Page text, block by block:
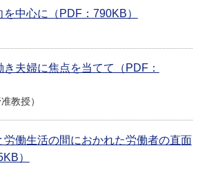
中心に（PDF：790KB）
夫婦に焦点を当てて（PDF：
教授）
働生活の間におかれた労働者の直面
）